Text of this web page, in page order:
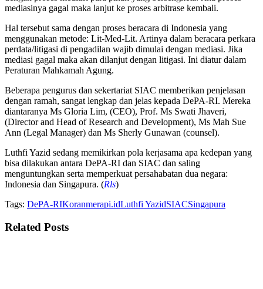
mediasinya gagal maka lanjut ke proses arbitrase kembali.
Hal tersebut sama dengan proses beracara di Indonesia yang
menggunakan metode: Lit-Med-Lit. Artinya dalam beracara perkara
perdata/litigasi di pengadilan wajib dimulai dengan mediasi. Jika
mediasi gagal maka akan dilanjut dengan litigasi. Ini diatur dalam
Peraturan Mahkamah Agung.
Beberapa pengurus dan sekertariat SIAC memberikan penjelasan
dengan ramah, sangat lengkap dan jelas kepada DePA-RI. Mereka
diantaranya Ms Gloria Lim, (CEO), Prof. Ms Swati Jhaveri,
(Director and Head of Research and Development), Ms Mah Sue
Ann (Legal Manager) dan Ms Sherly Gunawan (counsel).
Luthfi Yazid sedang memikirkan pola kerjasama apa kedepan yang
bisa dilakukan antara DePA-RI dan SIAC dan saling
menguntungkan serta memperkuat persahabatan dua negara:
Indonesia dan Singapura. (Rls)
Tags: DePA-RIKoranmerapi.idLuthfi YazidSIACSingapura
Related Posts